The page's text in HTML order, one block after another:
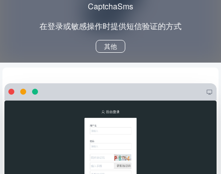
CaptchaSms
在登录或敏感操作时提供短信验证的方式
其他